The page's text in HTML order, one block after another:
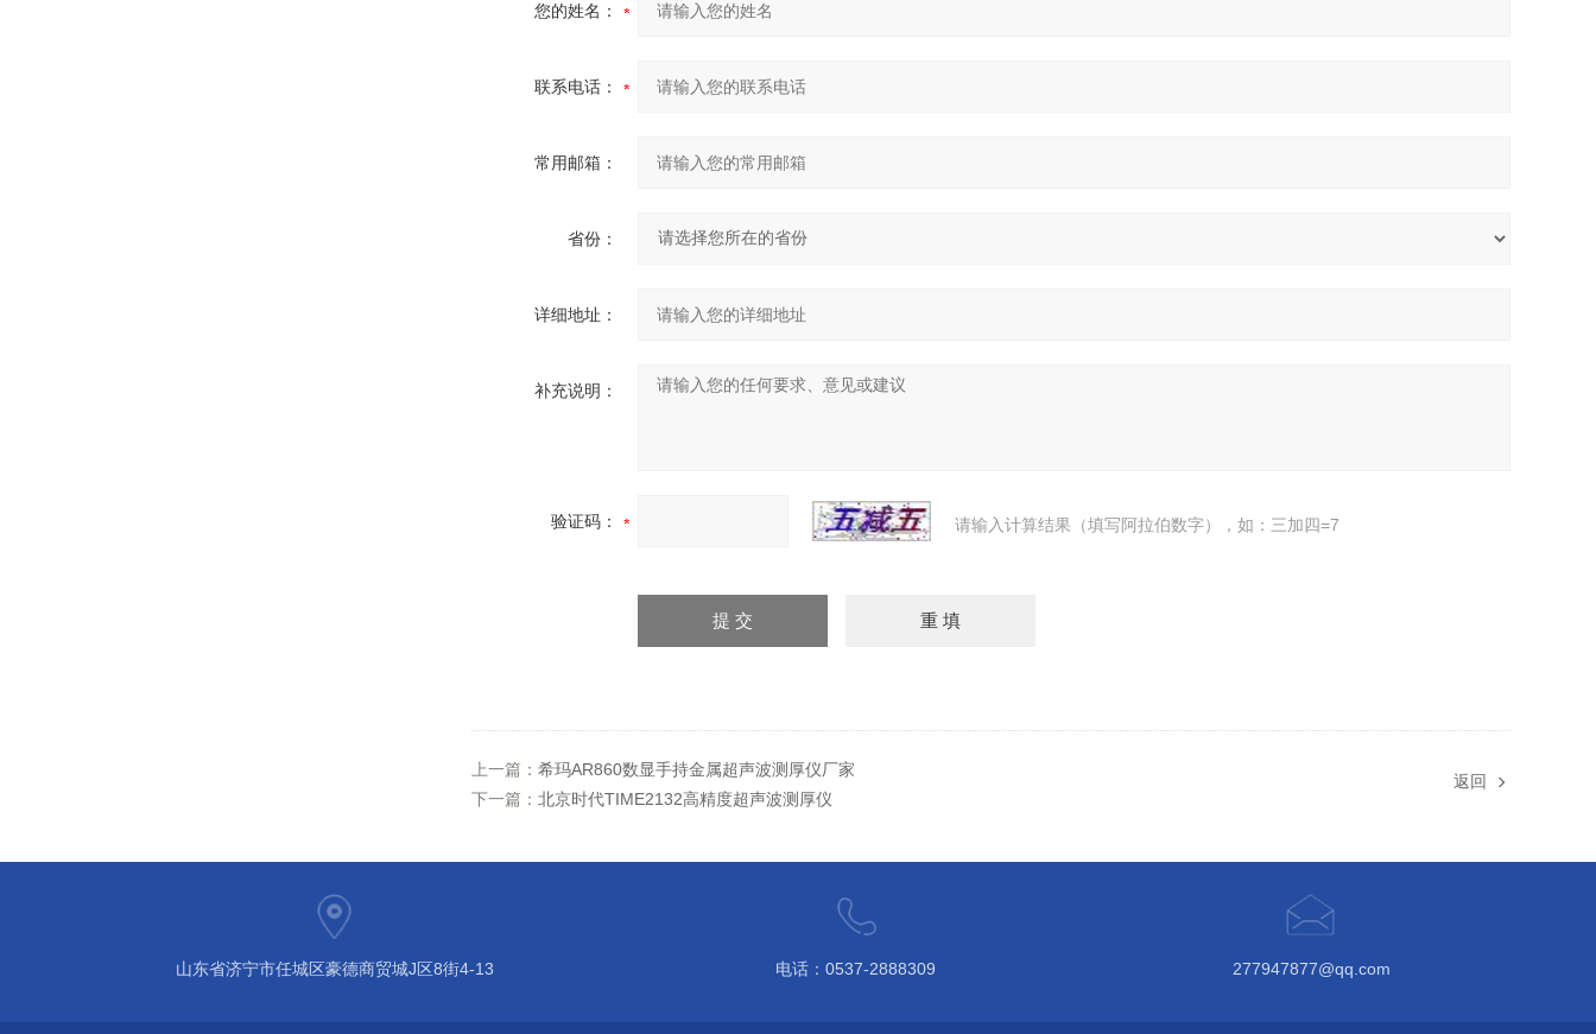
您的姓名：
联系电话：
常用邮箱：
省份：
详细地址：
补充说明：
验证码： 请输入计算结果（填写阿拉伯数字），如：三加四=7
上一篇： 希玛AR860数显手持金属超声波测厚仪厂家
下一篇： 北京时代TIME2132高精度超声波测厚仪
返回
山东省济宁市任城区豪德商贸城J区8街4-13 电话：0537-2888309 277947877@qq.com